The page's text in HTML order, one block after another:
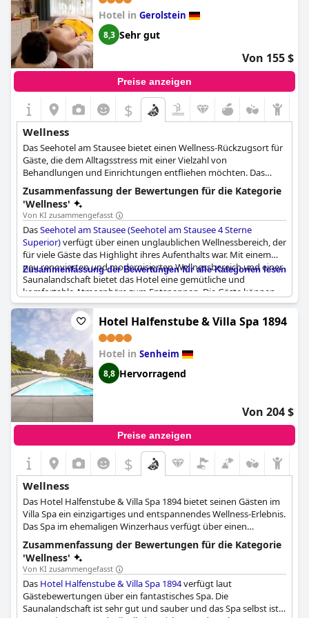
Das Hotel bietet auch Therapien und Coaching zur
Persönlichkeitsentwicklung, Bewusstseinserweiterung und
energetische Heilbehandlungen an. Das Wellness-Erlebnis soll
den Gästen helfen, sich zu entspannen, innere Blockaden zu
lösen und den Körper für einen Neuanfang zu entgiften.
Hotel in Gerolstein
8,3 Sehr gut
Von 155 $
Preise anzeigen
$
Wellness
Das Seehotel am Stausee bietet einen Wellness-Rückzugsort für
Gäste, die dem Alltagsstress mit einer Vielzahl von
Behandlungen und Einrichtungen entfliehen möchten. Das
Hotel verfügt über einen 600 m² großen Wellnessbereich mit
Hallenbad, Dampfsauna, Biosauna, finnischer Blockhaus-
Panoramasauna, verschiedenen Ruheräumen und einem
Solarium. Die Gäste können sich mit traditionellen Massagen
und kosmetischen Behandlungen, aber auch mit einzigartigen
Angeboten wie Alpenheubädern und SPA-Peelings verwöhnen
lassen. Das Hotel bietet auch ein Day-Spa-Paket für diejenigen
an, die einen ganzen Tag der Entspannung und Erholung
suchen. Die Dienstleistungen werden mit Hingabe und Liebe für
das persönliche Wohlbefinden der Gäste erbracht, und das
Hotel verspricht ein komfortables und entspannendes Erlebnis.
Zusammenfassung der Bewertungen für die Kategorie
'Wellness'
Von KI zusammengefasst
DasSeehotel am Stausee (Seehotel am Stausee 4 Sterne
Superior)verfügt über einen unglaublichen Wellnessbereich, der
für viele Gäste das Highlight ihres Aufenthalts war. Mit einem
neu renovierten und modernisierten Wellnessbereich und einer
Saunalandschaft bietet das Hotel eine gemütliche und
komfortable Atmosphäre zum Entspannen. Die Gäste können
ein tolles Schwimmbad, Massagen und ein wahrhaft
wunderschönes Saunaerlebnis genießen. Die Wellness-
Einrichtungen werden durch einen schönen Garten und eine
harmonische Atmosphäre zum Entspannen abgerundet. Das
Personal ist sehr zuvorkommend und erlaubt den Gästen sogar,
den Wellnessbereich nach dem Auschecken zu nutzen. Das
Hotel ist umweltbewusst und bietet seinen Gästen eine
Gutschrift, wenn sie die Zimmerreinigung auslassen. Alles in
allem ist der Spa- und Wellnessbereich des Seehotels am
Stausee erstklassig und sehr empfehlenswert für einen
perfekten Wellnessurlaub in einer wunderschönen Umgebung.
Zusammenfassung der Bewertungen für alle Kategorien lesen
Hotel Halfenstube & Villa Spa 1894
Hotel in Senheim
8,8 Hervorragend
Von 204 $
Preise anzeigen
$
Wellness
Das Hotel Halfenstube & Villa Spa 1894 bietet seinen Gästen im
Villa Spa ein einzigartiges und entspannendes Wellness-Erlebnis.
Das Spa im ehemaligen Winzerhaus verfügt über einen
großzügigen Saunabereich mit Dampfbad und Biosauna, einen
Ruheraum im Kellergewölbe und eine finnische Sauna im
Garten. Für Wohlfühlmomente der besonderen Art bietet das
Spa eine Vielzahl von Massagen und kosmetischen
Behandlungen, die von geschultem Fachpersonal mit
Qualitätsprodukten von Babor durchgeführt werden. Die Gäste
können auch eine Auswahl an kulinarischen Köstlichkeiten wie
Zusammenfassung der Bewertungen für die Kategorie
'Wellness'
Von KI zusammengefasst
Das Hotel Halfenstube & Villa Spa 1894verfügt laut
Gästebewertungen über ein fantastisches Spa. Die
Saunalandschaft ist sehr gut und sauber und das Spa selbst ist